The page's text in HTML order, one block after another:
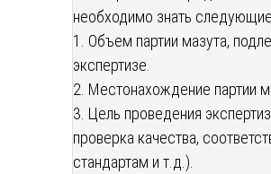
необходимо знать
1. Объем партии мазута,
экспертизе.
2. Местонахождение партии
3. Цель проведения
проверка качества,
стандартам и т.д.).